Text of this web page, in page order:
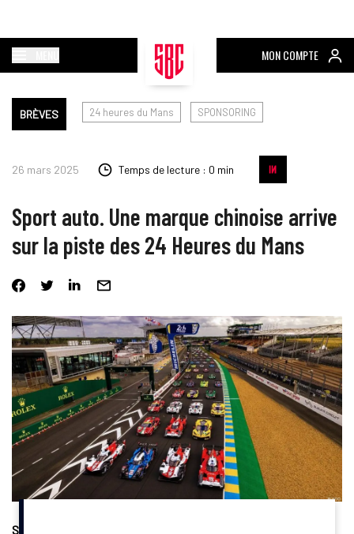
MON COMPTE
BRÈVES 24 heures du Mans SPONSORING
26 mars 2025 Temps de lecture : 0 min
Sport auto. Une marque chinoise arrive
sur la piste des 24 Heures du Mans
Sponsoring